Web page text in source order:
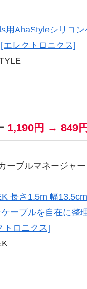
用AhaStyleシリコ
エレクトロニクス]
1,190円 → 849円
ブルマネージャ
長さ1.5m 幅
ーブルを自在に整
トロニクス]